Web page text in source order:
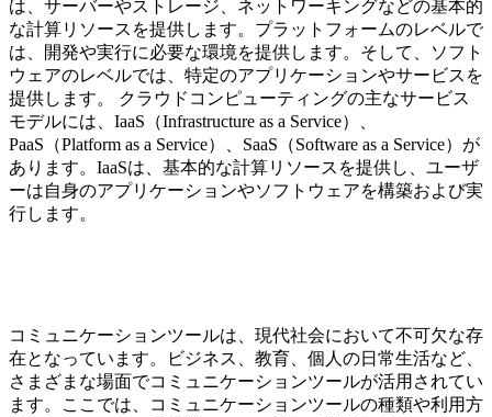
は、サーバーやストレージ、ネットワーキングなどの基本的
な計算リソースを提供します。プラットフォームのレベルで
は、開発や実行に必要な環境を提供します。そして、ソフト
ウェアのレベルでは、特定のアプリケーションやサービスを
提供します。 クラウドコンピューティングの主なサービス
モデルには、IaaS（Infrastructure as a Service）、
PaaS（Platform as a Service）、SaaS（Software as a Service）が
あります。IaaSは、基本的な計算リソースを提供し、ユーザ
ーは自身のアプリケーションやソフトウェアを構築および実
行します。
コミュニケーションツールは、現代社会において不可欠な存
在となっています。ビジネス、教育、個人の日常生活など、
さまざまな場面でコミュニケーションツールが活用されてい
ます。ここでは、コミュニケーションツールの種類や利用方